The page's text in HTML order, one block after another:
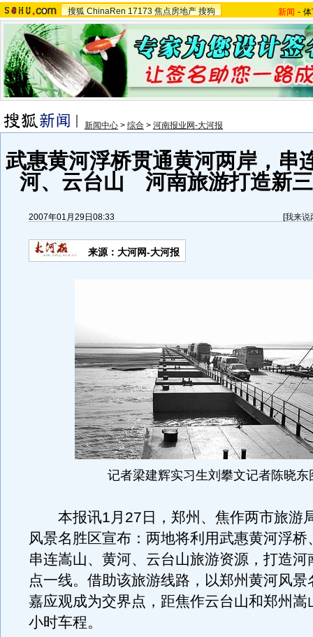
搜狐 ChinaRen 17173 焦点房地产 搜狗 新闻 -
新闻中心 > 综合 > 河南报业网-大河报
武惠黄河浮桥贯通黄河两岸，串
河、云台山 河南旅游打造新
2007年01月29日08:33 [我来说
来源：大河网-大河报
记者梁建辉实习生刘攀文记者陈晓东
本报讯1月27日，郑州、焦作两市旅游
风景名胜区宣布：两地将利用武惠黄河浮桥
串连嵩山、黄河、云台山旅游资源，打造河
点一线。借助该旅游线路，以郑州黄河风景
嘉应观成为交界点，距焦作云台山和郑州嵩
小时车程。